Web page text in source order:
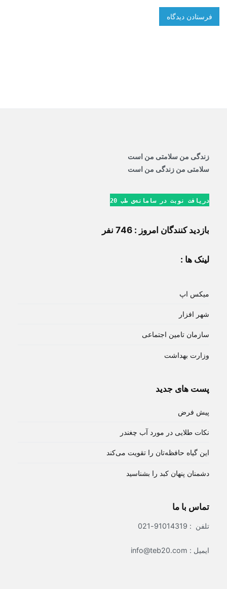
زندگی من سلامتی من است
سلامتی من زندگی من است
دریافت نوبت در سامانه‌ی طب 20
بازدید کنندگان امروز : 746 نفر
لینک ها :
میکس اپ
شهر افزار
سازمان تامین اجتماعی
وزارت بهداشت
پست های جدید
پیش فرض
نکات طلایی در مورد آب چغندر
این گیاه حافظه‌تان را تقویت می‌کند
دشمنان پنهان کبد را بشناسید
تماس با ما
تلفن : 91014319-021
ایمیل : info@teb20.com